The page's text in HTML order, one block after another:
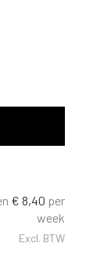
€ 8,40 per
week
Excl. BTW